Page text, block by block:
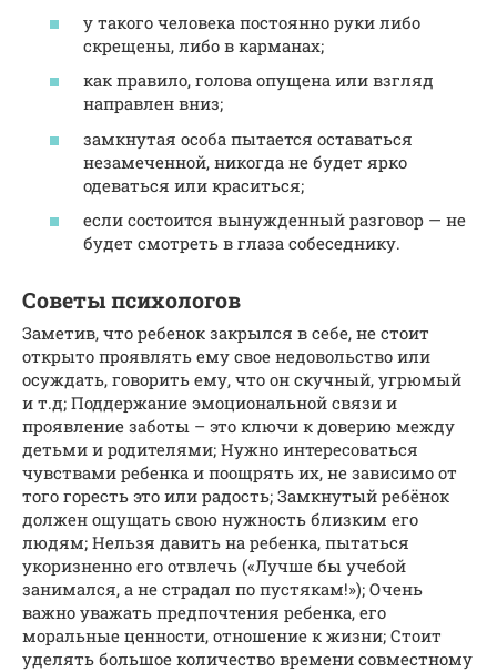
у такого человека постоянно руки либо
скрещены, либо в карманах;
как правило, голова опущена или взгляд
направлен вниз;
замкнутая особа пытается оставаться
незамеченной, никогда не будет ярко
одеваться или краситься;
если состоится вынужденный разговор — не
будет смотреть в глаза собеседнику.
Советы психологов
Заметив, что ребенок закрылся в себе, не стоит
открыто проявлять ему свое недовольство или
осуждать, говорить ему, что он скучный, угрюмый
и т.д; Поддержание эмоциональной связи и
проявление заботы – это ключи к доверию между
детьми и родителями; Нужно интересоваться
чувствами ребенка и поощрять их, не зависимо от
того горесть это или радость; Замкнутый ребёнок
должен ощущать свою нужность близким его
людям; Нельзя давить на ребенка, пытаться
укоризненно его отвлечь («Лучше бы учебой
занимался, а не страдал по пустякам!»); Очень
важно уважать предпочтения ребенка, его
моральные ценности, отношение к жизни; Стоит
уделять большое количество времени совместному